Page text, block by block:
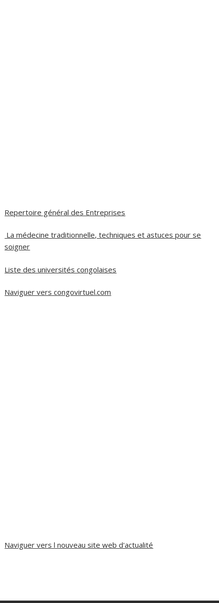
Repertoire général des Entreprises
La médecine traditionnelle, techniques et astuces pour se
soigner
Liste des universités congolaises
Naviguer vers congovirtuel.com
Naviguer vers l nouveau site web d'actualité